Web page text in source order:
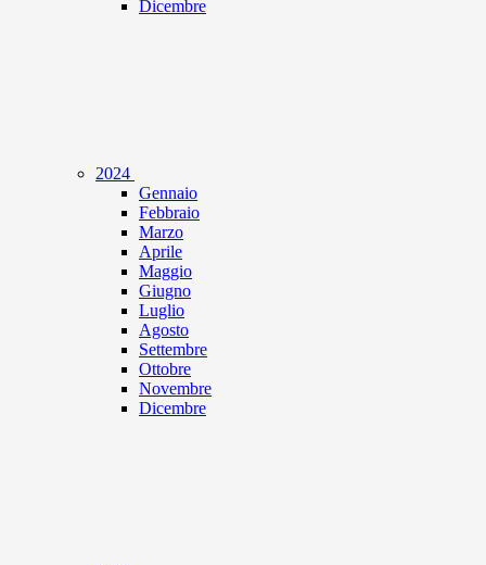
Dicembre
2024
Gennaio
Febbraio
Marzo
Aprile
Maggio
Giugno
Luglio
Agosto
Settembre
Ottobre
Novembre
Dicembre